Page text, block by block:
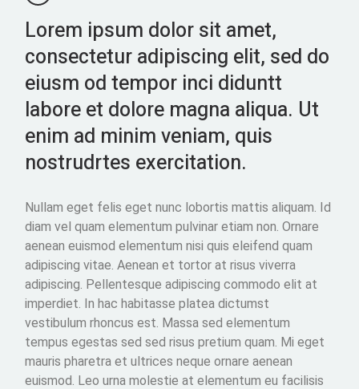
Lorem ipsum dolor sit amet,
consectetur adipiscing elit, sed do
eiusm od tempor inci diduntt
labore et dolore magna aliqua. Ut
enim ad minim veniam, quis
nostrudrtes exercitation.
Nullam eget felis eget nunc lobortis mattis aliquam. Id
diam vel quam elementum pulvinar etiam non. Ornare
aenean euismod elementum nisi quis eleifend quam
adipiscing vitae. Aenean et tortor at risus viverra
adipiscing. Pellentesque adipiscing commodo elit at
imperdiet. In hac habitasse platea dictumst
vestibulum rhoncus est. Massa sed elementum
tempus egestas sed sed risus pretium quam. Mi eget
mauris pharetra et ultrices neque ornare aenean
euismod. Leo urna molestie at elementum eu facilisis